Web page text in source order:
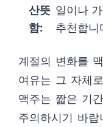
산뜻
함:
일이나
추천합니
계절의 변화를
여유는 그 자체
맥주는 짧은 기
주의하시기 바랍